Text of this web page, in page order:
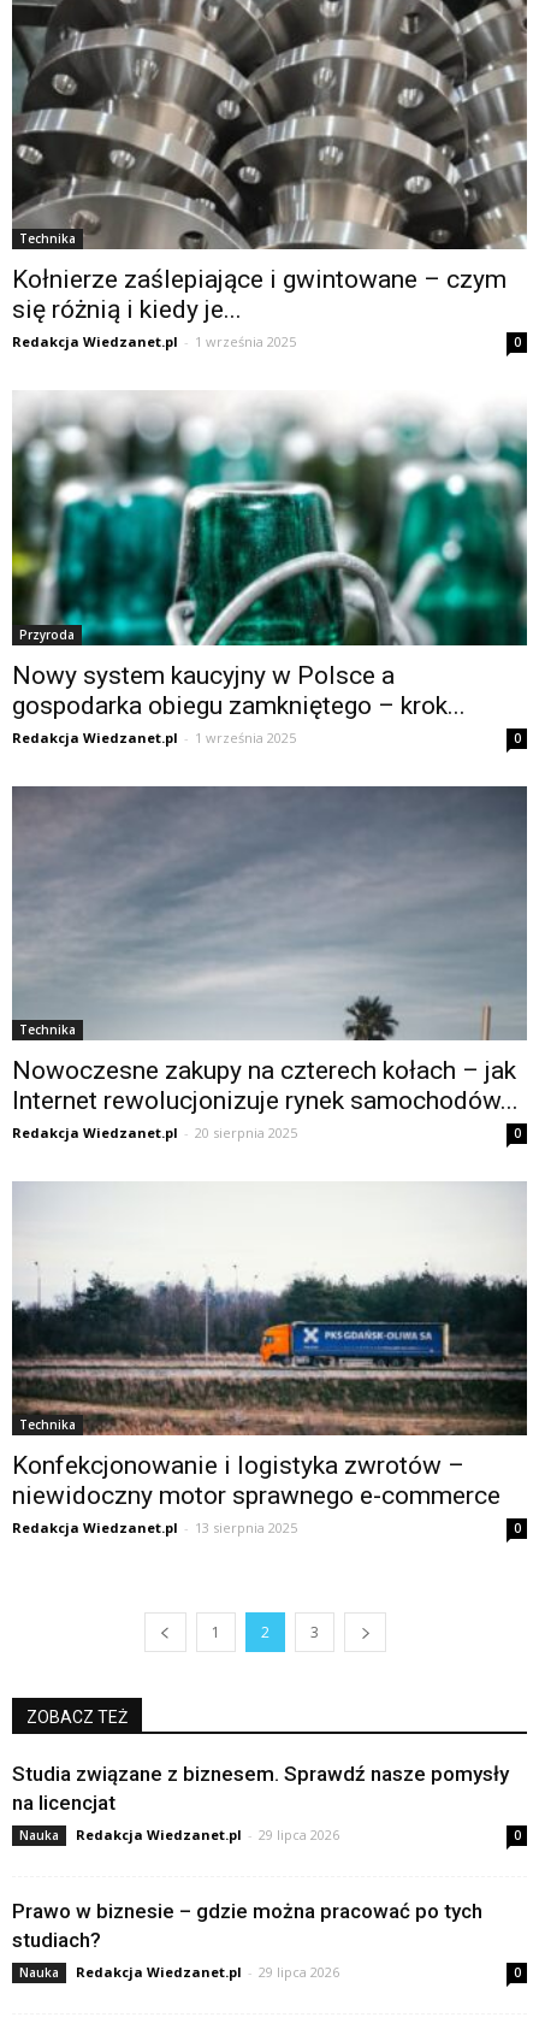
Technika
Kołnierze zaślepiające i gwintowane – czym
się różnią i kiedy je...
Redakcja Wiedzanet.pl - 1 września 2025 0
Przyroda
Nowy system kaucyjny w Polsce a
gospodarka obiegu zamkniętego – krok...
Redakcja Wiedzanet.pl - 1 września 2025 0
Technika
Nowoczesne zakupy na czterech kołach – jak
Internet rewolucjonizuje rynek samochodów...
Redakcja Wiedzanet.pl - 20 sierpnia 2025 0
Technika
Konfekcjonowanie i logistyka zwrotów –
niewidoczny motor sprawnego e-commerce
Redakcja Wiedzanet.pl - 13 sierpnia 2025 0
1 2 3
ZOBACZ TEŻ
Studia związane z biznesem. Sprawdź nasze pomysły
na licencjat
Nauka Redakcja Wiedzanet.pl - 29 lipca 2026 0
Prawo w biznesie – gdzie można pracować po tych
studiach?
Nauka Redakcja Wiedzanet.pl - 29 lipca 2026 0